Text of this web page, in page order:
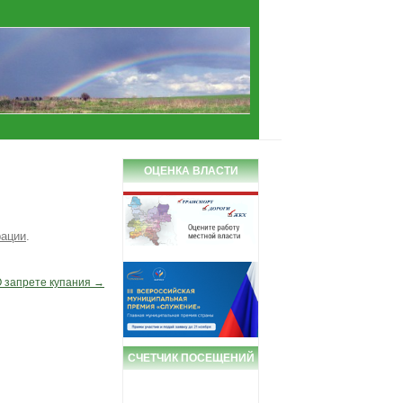
запрете купания →
ОЦЕНКА ВЛАСТИ
СЧЕТЧИК ПОСЕЩЕНИЙ